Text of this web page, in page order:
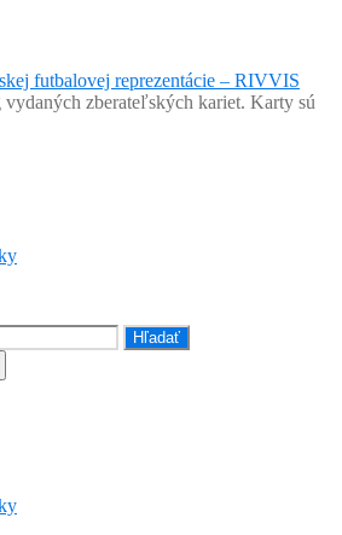
futbalovej reprezentácie – RIVVIS
vydaných zberateľských kariet. Karty sú